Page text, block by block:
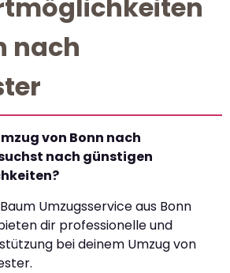
nach
von Bonn nach
nach günstigen
Umzugsservice aus Bonn
dir professionelle und
bei deinem Umzug von